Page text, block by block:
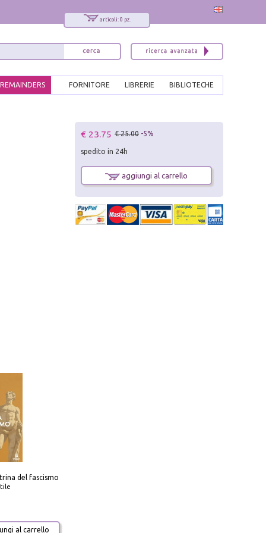
articoli: 0 pz.
BIBLIOTECHE
LIBRERIE
FORNITORE
REMAINDERS
del fascismo
al carrello
€ 23.75 € 25.00 -5%
spedito in 24h
aggiungi al carrello
x
Interessato ai nostri libri?
Sarai informato delle nostre novità, potrai
comunque cancellarti quando desideri.
modulo di iscrizione